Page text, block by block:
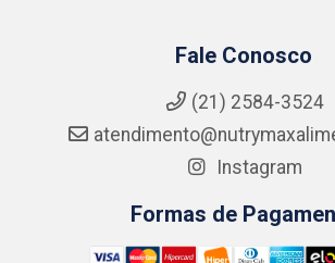
Fale Conosco
(21) 2584-3524
Instagram
Formas de